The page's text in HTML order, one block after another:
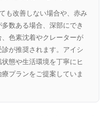
も改善しない場合や、赤み
数ある場合、深部にでき
色素沈着やクレーターが
が推奨されます。アイシ
態や生活環境を丁寧にヒ
プランをご提案していま